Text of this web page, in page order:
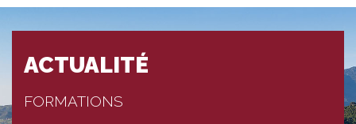
ACTUALITÉ
FORMATIONS